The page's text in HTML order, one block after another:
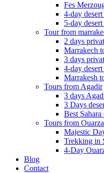
Fes
4-day
5-day
Tour from
2 days
Marrakech
3 days
4-day
Marrakesh
Tours from Agadir
3 days
3 Days
Best
Tours from
Majestic
Trekking in
4-Day
Blog
Contact